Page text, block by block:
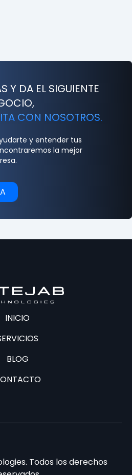
Y DA EL SIGUIENTE
CON NOSOTROS.
y entender tus
la mejor
INICIO
BLOG
Todos los derechos